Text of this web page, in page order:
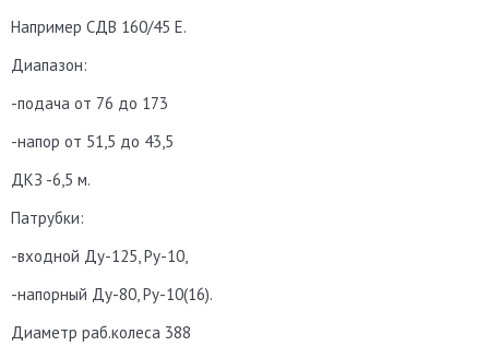
Например СДВ 160/45 Е.
Диапазон:
-подача от 76 до 173
-напор от 51,5 до 43,5
ДКЗ -6,5 м.
Патрубки:
-входной Ду-125, Ру-10,
-напорный Ду-80, Ру-10(16).
Диаметр раб.колеса 388